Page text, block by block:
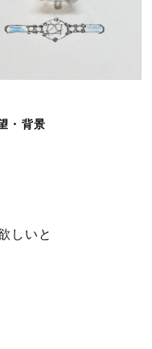
・背景
しいと